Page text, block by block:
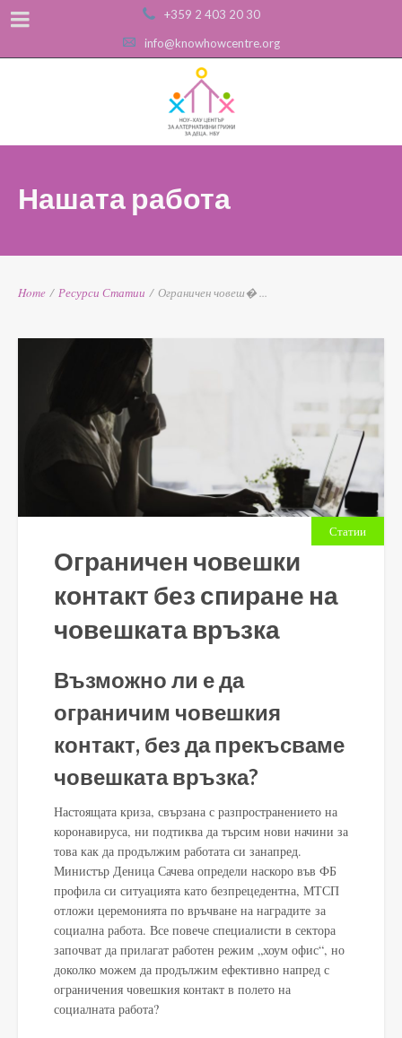
+359 2 403 20 30
info@knowhowcentre.org
Нашата работа
Home / Ресурси Статии / Ограничен човеш� ...
Статии
Ограничен човешки
контакт без спиране на
човешката връзка
Възможно ли е да
ограничим човешкия
контакт, без да прекъсваме
човешката връзка?
Настоящата криза, свързана с разпространението на
коронавируса, ни подтиква да търсим нови начини за
това как да продължим работата си занапред.
Министър Деница Сачева определи наскоро във ФБ
профила си ситуацията като безпрецедентна, МТСП
отложи церемонията по връчване на наградите за
социална работа. Все повече специалисти в сектора
започват да прилагат работен режим „хоум офис“, но
доколко можем да продължим ефективно напред с
ограничения човешкия контакт в полето на
социалната работа?